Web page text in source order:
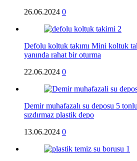
26.06.2024 0
Defolu koltuk takımı Mini koltuk
yanında rahat bir oturma
22.06.2024 0
Demir muhafazalı su deposu 5
sızdırmaz plastik depo
13.06.2024 0